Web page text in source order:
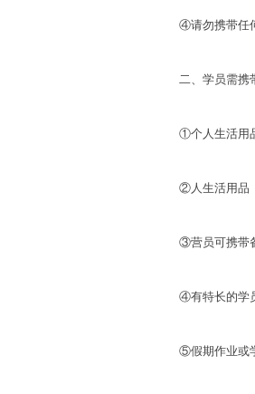
④请勿携带任何
二、学员需携
①个人生活用品
②人生活用品（
③营员可携带备
④有特长的学员
⑤假期作业或学